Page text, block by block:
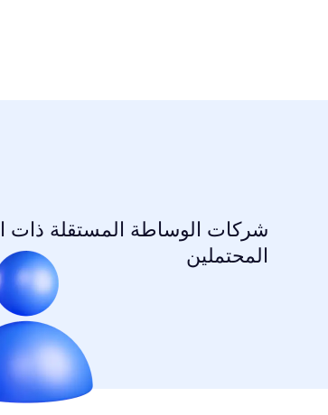
شركات الوساطة المستقلة ذات
المحتملين